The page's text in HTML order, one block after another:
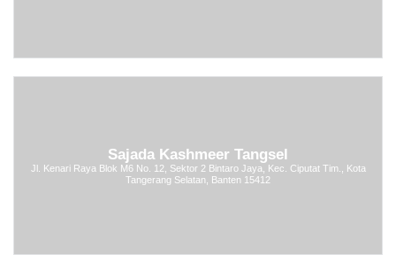
Sajada Kashmeer Tangsel
Jl. Kenari Raya Blok M6 No. 12, Sektor 2 Bintaro Jaya, Kec. Ciputat Tim., Kota
Tangerang Selatan, Banten 15412